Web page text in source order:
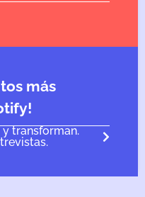
más
transforman.